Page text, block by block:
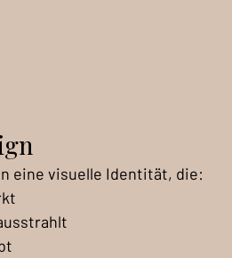
eine visuelle Identität, die: